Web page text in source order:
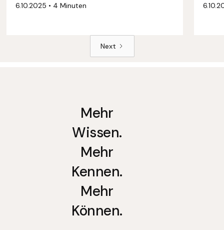
6.10.2025 • 4 Minuten
Next
Mehr
Wissen.
Mehr
Kennen.
Mehr
Können.